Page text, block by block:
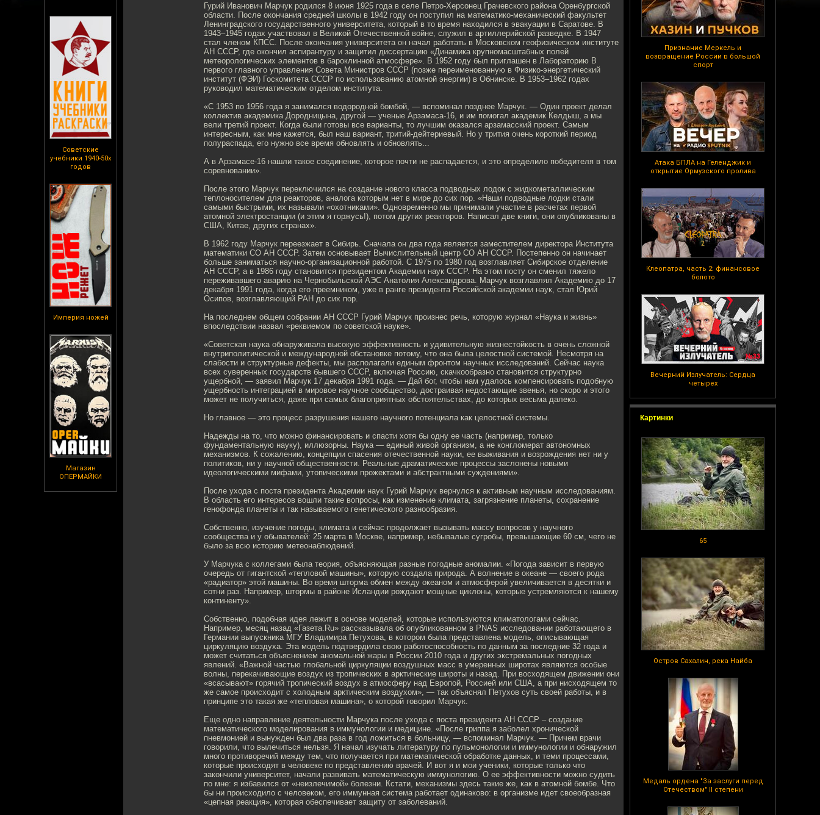
Советские
учебники 1940-50х
годов
Империя ножей
Магазин
ОПЕРМАЙКИ
Признание Меркель и
возвращение России в большой
спорт
Атака БПЛА на Геленджик и
открытие Ормузского пролива
Клеопатра, часть 2: финансовое
болото
Вечерний Излучатель: Сердца
четырех
Картинки
65
Остров Сахалин, река Найба
Медаль ордена "За заслуги перед
Отечеством" II степени
Гурий Иванович Марчук родился 8 июня 1925 года в селе Петро-Херсонец Грачевского района Оренбургской
области. После окончания средней школы в 1942 году он поступил на математико-механический факультет
Ленинградского государственного университета, который в то время находился в эвакуации в Саратове. В
1943–1945 годах участвовал в Великой Отечественной войне, служил в артиллерийской разведке. В 1947
стал членом КПСС. После окончания университета он начал работать в Московском геофизическом институте
АН СССР, где окончил аспирантуру и защитил диссертацию «Динамика крупномасштабных полей
метеорологических элементов в бароклинной атмосфере». В 1952 году был приглашен в Лабораторию В
первого главного управления Совета Министров СССР (позже переименованную в Физико-энергетический
институт (ФЭИ) Госкомитета СССР по использованию атомной энергии) в Обнинске. В 1953–1962 годах
руководил математическим отделом института.
«С 1953 по 1956 года я занимался водородной бомбой, — вспоминал позднее Марчук. — Один проект делал
коллектив академика Дородницына, другой — ученые Арзамаса-16, и им помогал академик Келдыш, а мы
вели третий проект. Когда были готовы все варианты, то лучшим оказался арзамасский проект. Самым
интересным, как мне кажется, был наш вариант, тритий-дейтериевый. Но у трития очень короткий период
полураспада, его нужно все время обновлять и обновлять...
А в Арзамасе-16 нашли такое соединение, которое почти не распадается, и это определило победителя в том
соревновании».
После этого Марчук переключился на создание нового класса подводных лодок с жидкометаллическим
теплоносителем для реакторов, аналога которым нет в мире до сих пор. «Наши подводные лодки стали
самыми быстрыми, их называли «охотниками». Одновременно мы принимали участие в расчетах первой
атомной электростанции (и этим я горжусь!), потом других реакторов. Написал две книги, они опубликованы в
США, Китае, других странах».
В 1962 году Марчук переезжает в Сибирь. Сначала он два года является заместителем директора Института
математики СО АН СССР. Затем основывает Вычислительный центр СО АН СССР. Постепенно он начинает
больше заниматься научно-организационной работой. С 1975 по 1980 год возглавляет Сибирское отделение
АН СССР, а в 1986 году становится президентом Академии наук СССР. На этом посту он сменил тяжело
переживавшего аварию на Чернобыльской АЭС Анатолия Александрова. Марчук возглавлял Академию до 17
декабря 1991 года, когда его преемником, уже в ранге президента Российской академии наук, стал Юрий
Осипов, возглавляющий РАН до сих пор.
На последнем общем собрании АН СССР Гурий Марчук произнес речь, которую журнал «Наука и жизнь»
впоследствии назвал «реквиемом по советской науке».
«Советская наука обнаруживала высокую эффективность и удивительную жизнестойкость в очень сложной
внутриполитической и международной обстановке потому, что она была целостной системой. Несмотря на
слабости и структурные дефекты, мы располагали единым фронтом научных исследований. Сейчас наука
всех суверенных государств бывшего СССР, включая Россию, скачкообразно становится структурно
ущербной, — заявил Марчук 17 декабря 1991 года. — Дай бог, чтобы нам удалось компенсировать подобную
ущербность интеграцией в мировое научное сообщество, достраивая недостающие звенья, но скоро и этого
может не получиться, даже при самых благоприятных обстоятельствах, до которых весьма далеко.
Но главное — это процесс разрушения нашего научного потенциала как целостной системы.
Надежды на то, что можно финансировать и спасти хотя бы одну ее часть (например, только
фундаментальную науку), иллюзорны. Наука — единый живой организм, а не конгломерат автономных
механизмов. К сожалению, концепции спасения отечественной науки, ее выживания и возрождения нет ни у
политиков, ни у научной общественности. Реальные драматические процессы заслонены новыми
идеологическими мифами, утопическими прожектами и абстрактными суждениями».
После ухода с поста президента Академии наук Гурий Марчук вернулся к активным научным исследованиям.
В область его интересов вошли такие вопросы, как изменение климата, загрязнение планеты, сохранение
генофонда планеты и так называемого генетического разнообразия.
Собственно, изучение погоды, климата и сейчас продолжает вызывать массу вопросов у научного
сообщества и у обывателей: 25 марта в Москве, например, небывалые сугробы, превышающие 60 см, чего не
было за всю историю метеонаблюдений.
У Марчука с коллегами была теория, объясняющая разные погодные аномалии. «Погода зависит в первую
очередь от гигантской «тепловой машины», которую создала природа. А волнение в океане — своего рода
«радиатор» этой машины. Во время шторма обмен между океаном и атмосферой увеличивается в десятки и
сотни раз. Например, штормы в районе Исландии рождают мощные циклоны, которые устремляются к нашему
континенту».
Собственно, подобная идея лежит в основе моделей, которые используются климатологами сейчас.
Например, месяц назад «Газета.Ru» рассказывала об опубликованном в PNAS исследовании работающего в
Германии выпускника МГУ Владимира Петухова, в котором была представлена модель, описывающая
циркуляцию воздуха. Эта модель подтвердила свою работоспособность по данным за последние 32 года и
может считаться объяснением аномальной жары в России 2010 года и других экстремальных погодных
явлений. «Важной частью глобальной циркуляции воздушных масс в умеренных широтах являются особые
волны, перекачивающие воздух из тропических в арктические широты и назад. При восходящем движении они
«всасывают» горячий тропический воздух в атмосферу над Европой, Россией или США, а при нисходящем то
же самое происходит с холодным арктическим воздухом», — так объяснял Петухов суть своей работы, и в
принципе это такая же «тепловая машина», о которой говорил Марчук.
Еще одно направление деятельности Марчука после ухода с поста президента АН СССР – создание
математического моделирования в иммунологии и медицине. «После гриппа я заболел хронической
пневмонией и вынужден был два раза в год ложиться в больницу, — вспоминал Марчук. — Причем врачи
говорили, что вылечиться нельзя. Я начал изучать литературу по пульмонологии и иммунологии и обнаружил
много противоречий между тем, что получается при математической обработке данных, и теми процессами,
которые происходят в человеке по представлению врачей. И вот я и мои ученики, которые только что
закончили университет, начали развивать математическую иммунологию. О ее эффективности можно судить
по мне: я избавился от «неизлечимой» болезни. Кстати, механизмы здесь такие же, как в атомной бомбе. Что
бы ни происходило с человеком, его иммунная система работает одинаково: в организме идет своеобразная
«цепная реакция», которая обеспечивает защиту от заболеваний.